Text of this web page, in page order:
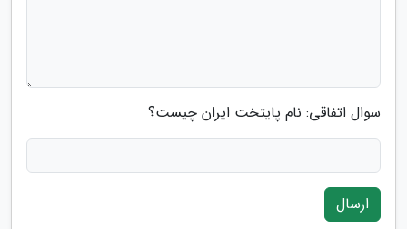
سوال اتفاقی: نام پایتخت ایران چیست؟
ارسال